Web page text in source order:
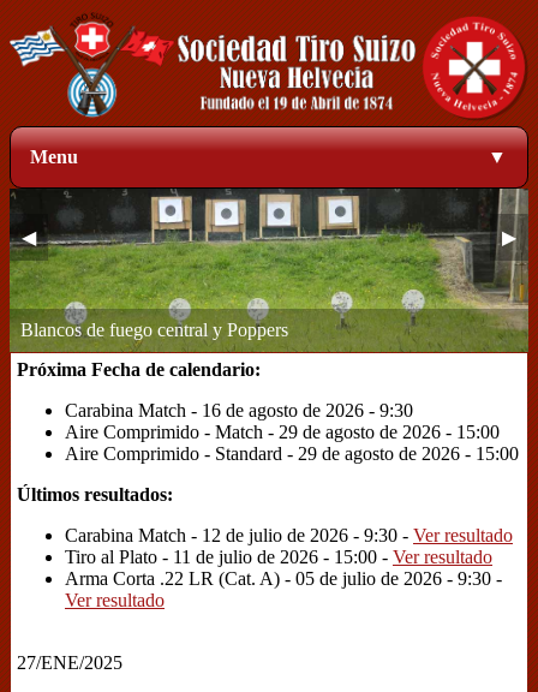
Menu ▼
Zona de blancos a 50 metros
◀ ▶
1
Próxima Fecha de calendario:
Carabina Match - 16 de agosto de 2026 - 9:30
Aire Comprimido - Match - 29 de agosto de 2026 - 15:00
Aire Comprimido - Standard - 29 de agosto de 2026 - 15:00
Últimos resultados:
Carabina Match - 12 de julio de 2026 - 9:30 - Ver resultado
Tiro al Plato - 11 de julio de 2026 - 15:00 - Ver resultado
Arma Corta .22 LR (Cat. A) - 05 de julio de 2026 - 9:30 -
Ver resultado
27/ENE/2025